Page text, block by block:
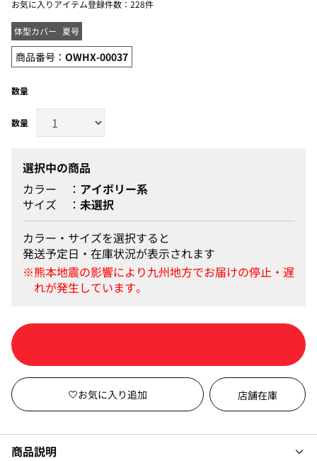
お気に入りアイテム登録件数： 228件
体型カバー 夏号
商品番号： OWHX-00037
数量
選択中の商品
カラー
アイボリー系
サイズ
未選択
カラー・サイズを選択すると
発送予定日・在庫状況が表示されます
店舗在庫
商品説明